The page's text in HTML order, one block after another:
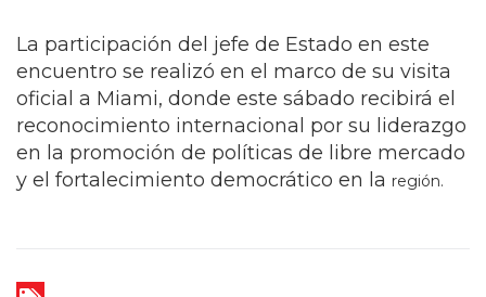
La participación del jefe de Estado en este
encuentro se realizó en el marco de su visita
oficial a Miami, donde este sábado recibirá el
reconocimiento internacional por su liderazgo
en la promoción de políticas de libre mercado
y el fortalecimiento democrático en la región.